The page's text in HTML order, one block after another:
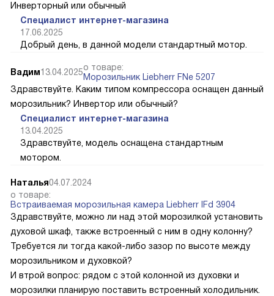
Инверторный или обычный
Специалист интернет-магазина
17.06.2025
Добрый день, в данной модели стандартный мотор.
Вадим13.04.2025о товаре:
Морозильник Liebherr FNe 5207
Здравствуйте. Каким типом компрессора оснащен данный
морозильник? Инвертор или обычный?
Специалист интернет-магазина
13.04.2025
Здравствуйте, модель оснащена стандартным
мотором.
Наталья04.07.2024
о товаре:
Встраиваемая морозильная камера Liebherr IFd 3904
Здравствуйте, можно ли над этой морозилкой установить
духовой шкаф, также встроенный с ним в одну колонну?
Требуется ли тогда какой-либо зазор по высоте между
морозильником и духовкой?
И втрой вопрос: рядом с этой колонной из духовки и
морозилки планирую поставить встроенный холодильник.